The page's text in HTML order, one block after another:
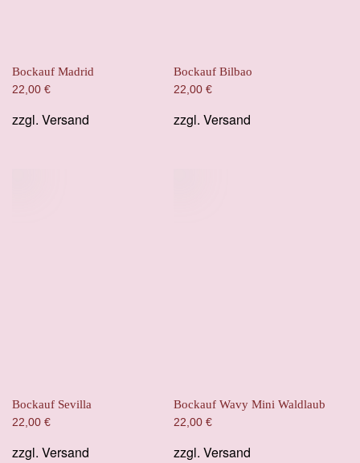
Bockauf Madrid
22,00 €
zzgl. Versand
Bockauf Bilbao
22,00 €
zzgl. Versand
Bockauf Sevilla
22,00 €
zzgl. Versand
Bockauf Wavy Mini Waldlaub
22,00 €
zzgl. Versand